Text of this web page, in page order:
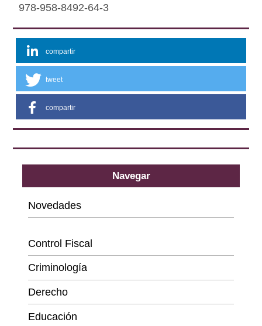
978-958-8492-64-3
compartir
tweet
compartir
Navegar
Novedades
Control Fiscal
Criminología
Derecho
Educación